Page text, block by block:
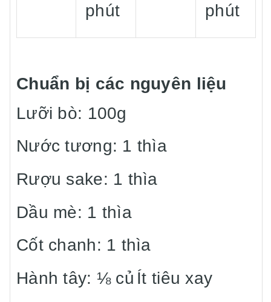
phút
phút
Chuẩn bị các nguyên liệu
Lưỡi bò: 100g
Nước tương: 1 thìa
Rượu sake: 1 thìa
Dầu mè: 1 thìa
Cốt chanh: 1 thìa
Hành tây: ⅛ củ Ít tiêu xay